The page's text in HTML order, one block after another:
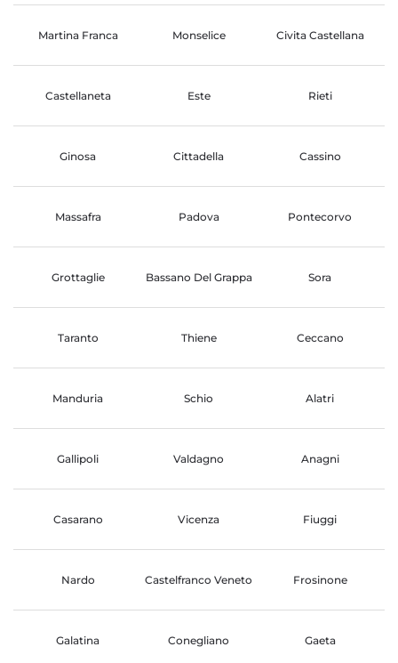
Martina Franca Monselice Civita Castellana
Castellaneta Este Rieti
Ginosa Cittadella Cassino
Massafra Padova Pontecorvo
Grottaglie Bassano Del Grappa Sora
Taranto Thiene Ceccano
Manduria Schio Alatri
Gallipoli Valdagno Anagni
Casarano Vicenza Fiuggi
Nardo Castelfranco Veneto Frosinone
Galatina Conegliano Gaeta